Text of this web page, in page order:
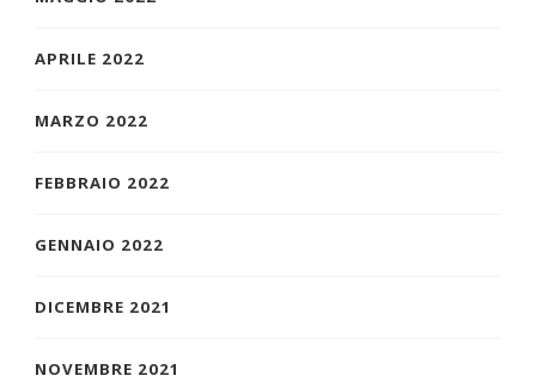
APRILE 2022
MARZO 2022
FEBBRAIO 2022
GENNAIO 2022
DICEMBRE 2021
NOVEMBRE 2021